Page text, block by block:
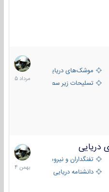
موشک‌های دریایی
تسلیحات زیر سطحی
2
مرداد
1405
تفنگداران و نیروهای ویژه‌ی دریایی
مختلف
دانشنامه دریایی
22
بهمن
1404